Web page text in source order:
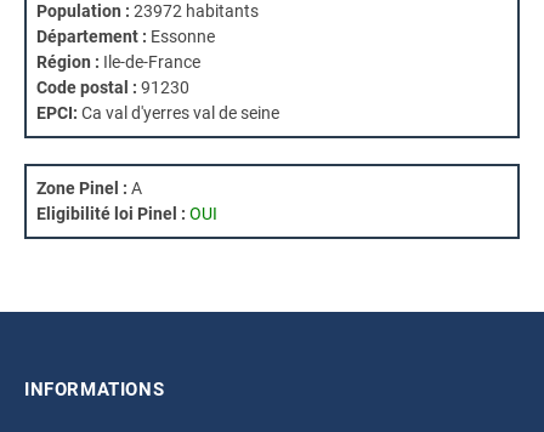
Population : 23972 habitants
Département : Essonne
Région : Ile-de-France
Code postal : 91230
EPCI: Ca val d'yerres val de seine
Zone Pinel : A
Eligibilité loi Pinel : OUI
INFORMATIONS